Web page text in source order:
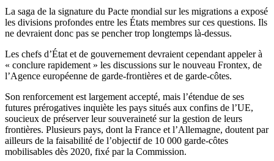
La saga de la signature du Pacte mondial sur les migrations a exposé
les divisions profondes entre les États membres sur ces questions. Ils
ne devraient donc pas se pencher trop longtemps là-dessus.
Les chefs d’État et de gouvernement devraient cependant appeler à
« conclure rapidement » les discussions sur le nouveau Frontex, de
l’Agence européenne de garde-frontières et de garde-côtes.
Son renforcement est largement accepté, mais l’étendue de ses
futures prérogatives inquiète les pays situés aux confins de l’UE,
soucieux de préserver leur souveraineté sur la gestion de leurs
frontières. Plusieurs pays, dont la France et l’Allemagne, doutent par
ailleurs de la faisabilité de l’objectif de 10 000 garde-côtes
mobilisables dès 2020, fixé par la Commission.